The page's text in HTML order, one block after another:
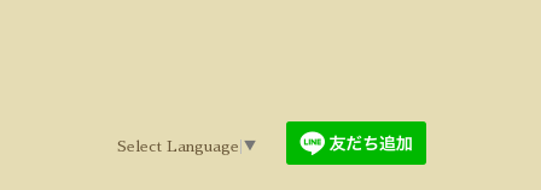
Select Language ▼